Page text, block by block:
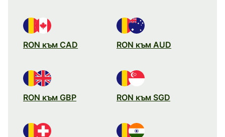
RON към CAD RON към AUD
RON към GBP RON към SGD